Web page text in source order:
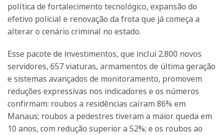
política de fortalecimento tecnológico, expansão do
efetivo policial e renovação da frota que já começa a
alterar o cenário criminal no estado.
Esse pacote de investimentos, que inclui 2.800 novos
servidores, 657 viaturas, armamentos de última geração
e sistemas avançados de monitoramento, promovem
reduções expressivas nos indicadores e os números
confirmam: roubos a residências caíram 86% em
Manaus; roubos a pedestres tiveram a maior queda em
10 anos, com redução superior a 52%; e os roubos ao